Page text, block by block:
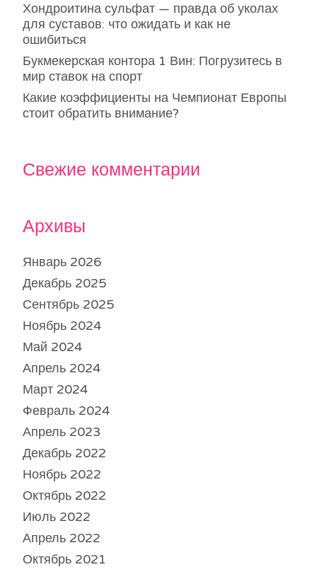
Хондроитина сульфат — правда об уколах
для суставов: что ожидать и как не
ошибиться
Букмекерская контора 1 Вин: Погрузитесь в
мир ставок на спорт
Какие коэффициенты на Чемпионат Европы
стоит обратить внимание?
Свежие комментарии
Архивы
Январь 2026
Декабрь 2025
Сентябрь 2025
Ноябрь 2024
Май 2024
Апрель 2024
Март 2024
Февраль 2024
Апрель 2023
Декабрь 2022
Ноябрь 2022
Октябрь 2022
Июль 2022
Апрель 2022
Октябрь 2021